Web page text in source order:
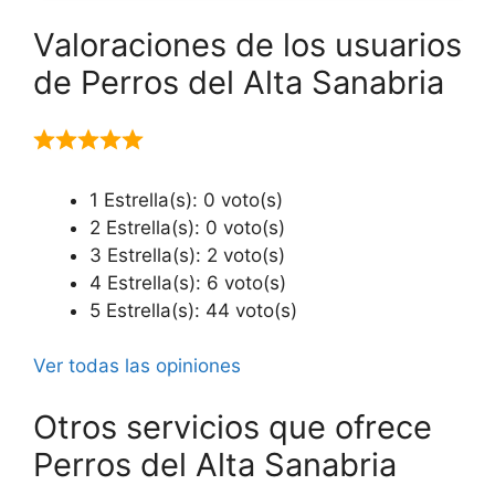
Valoraciones de los usuarios
de Perros del Alta Sanabria
1 Estrella(s): 0 voto(s)
2 Estrella(s): 0 voto(s)
3 Estrella(s): 2 voto(s)
4 Estrella(s): 6 voto(s)
5 Estrella(s): 44 voto(s)
Ver todas las opiniones
Otros servicios que ofrece
Perros del Alta Sanabria